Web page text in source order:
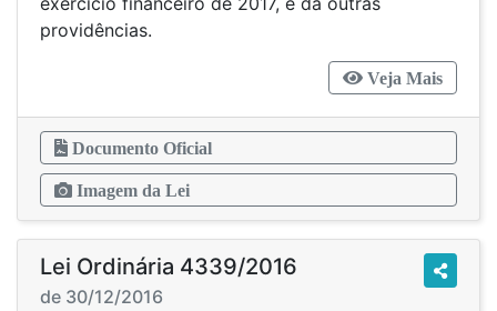
providências.
Veja Mais
Documento Oficial
Imagem da Lei
Lei Ordinária 4339/2016
de 30/12/2016